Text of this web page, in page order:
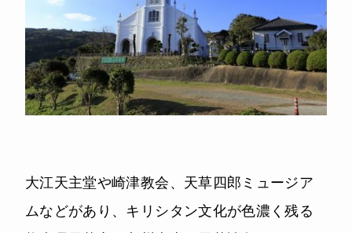
大江天主堂や崎津教会、天草四郎ミュージア
ムなどがあり、キリシタン文化が色濃く残る